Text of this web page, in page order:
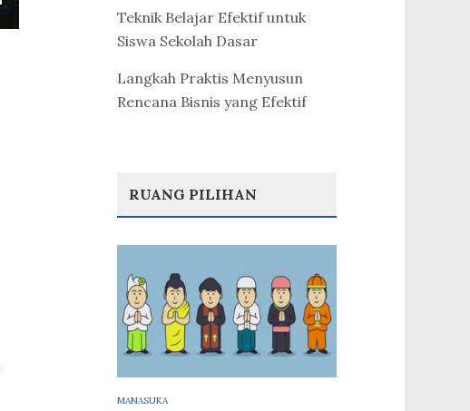
Teknik Belajar Efektif untuk
Siswa Sekolah Dasar
Langkah Praktis Menyusun
Rencana Bisnis yang Efektif
RUANG PILIHAN
MANASUKA